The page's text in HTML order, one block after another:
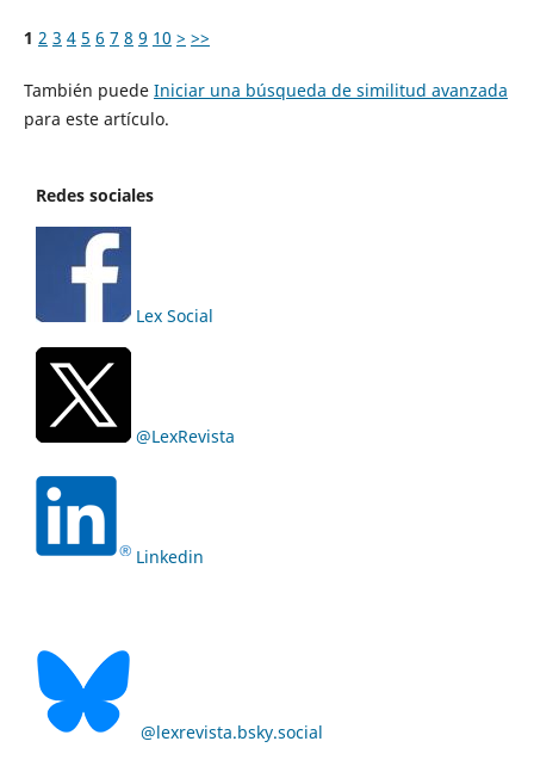
1 2 3 4 5 6 7 8 9 10 > >>
También puede Iniciar una búsqueda de similitud avanzada
para este artículo.
Redes sociales
Lex Social
@LexRevista
Linkedin
@lexrevista.bsky.social